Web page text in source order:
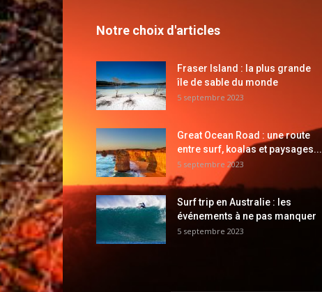
Notre choix d'articles
Fraser Island : la plus grande
île de sable du monde
5 septembre 2023
Great Ocean Road : une route
entre surf, koalas et paysages...
5 septembre 2023
Surf trip en Australie : les
événements à ne pas manquer
5 septembre 2023